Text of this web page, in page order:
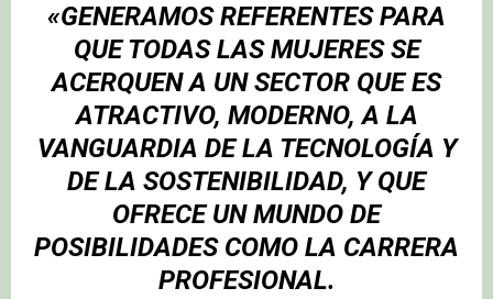
«GENERAMOS REFERENTES PARA
QUE TODAS LAS MUJERES SE
ACERQUEN A UN SECTOR QUE ES
ATRACTIVO, MODERNO, A LA
VANGUARDIA DE LA TECNOLOGÍA Y
DE LA SOSTENIBILIDAD, Y QUE
OFRECE UN MUNDO DE
POSIBILIDADES COMO LA CARRERA
PROFESIONAL.